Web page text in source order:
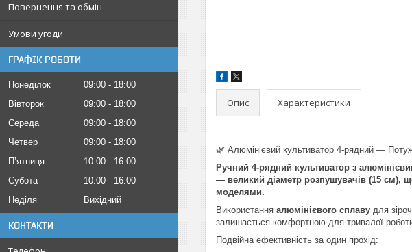
Повернення та обмін
Умови угоди
ГРАФІК РОБОТИ
Понеділок 09:00
18:00
Вівторок
09:00
18:00
Середа
09:00
18:00
Четвер
09:00
18:00
Пʼятниця
10:00
16:00
Субота
10:00
16:00
Неділя
Вихідний
КОНТАКТИ
Опис Характеристики
🌿 Алюмінієвий культиватор 4-рядний —
Ручний 4-рядний культиватор з
— великий діаметр розпушувачів (15 см),
моделями.
Використання алюмінієвого сплаву для
залишається комфортною для тривалої
Подвійна ефективність за один прохід: